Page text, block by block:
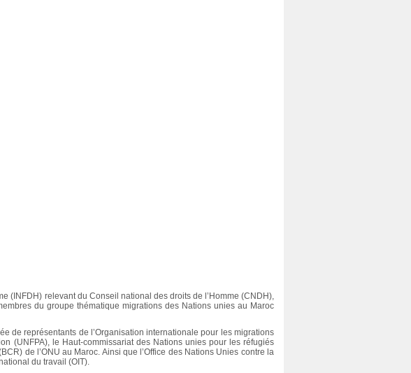
(INFDH) relevant du Conseil national des droits de l’Homme (CNDH),
du groupe thématique migrations des Nations unies au Maroc
de représentants de l’Organisation internationale pour les migrations
(UNFPA), le Haut-commissariat des Nations unies pour les réfugiés
de l’ONU au Maroc. Ainsi que l’Office des Nations Unies contre la
du travail (OIT).